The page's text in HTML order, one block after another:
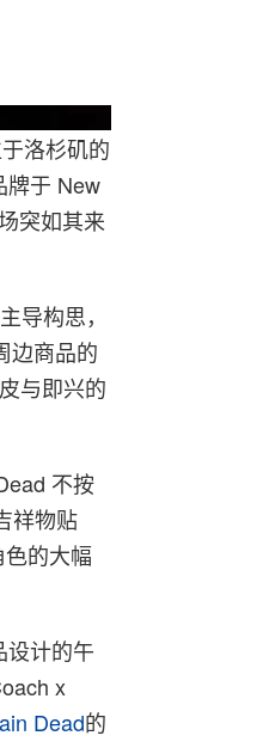
洛杉矶的
牌于 New
突如其来
导构思，
边商品的
与即兴的
不按
祥物贴
的大幅
设计的午
x
Dead的